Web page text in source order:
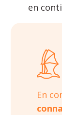
en
En